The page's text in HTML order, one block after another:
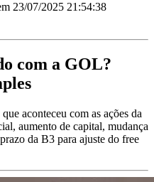
23/07/2025 21:54:38
com a GOL?
aconteceu com as ações da
aumento de capital, mudança
da B3 para ajuste do free